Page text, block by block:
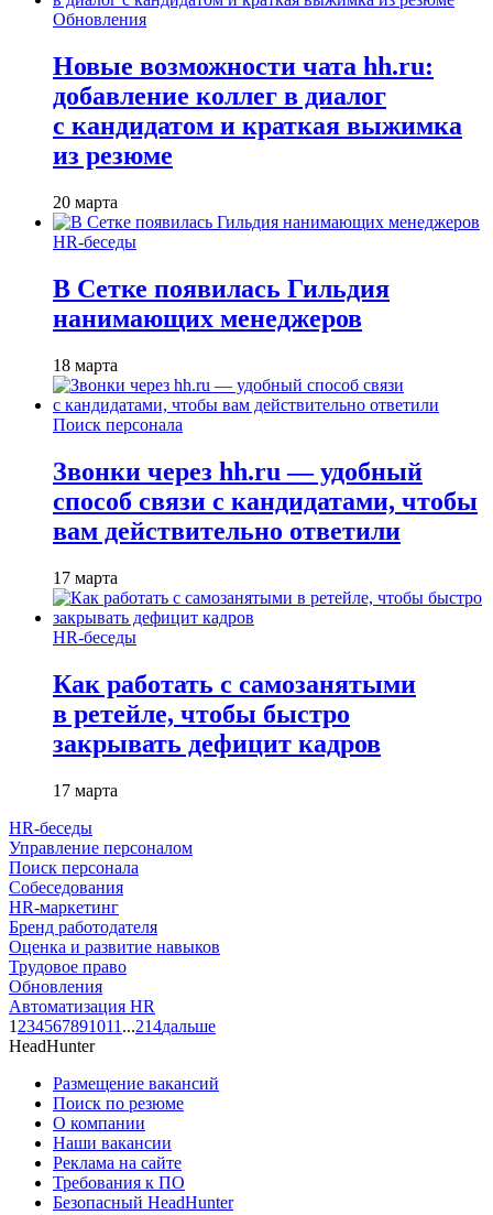
Обновления
Новые возможности чата hh.ru:
добавление коллег в диалог
с кандидатом и краткая выжимка
из резюме
20 марта
HR-беседы
В Сетке появилась Гильдия
нанимающих менеджеров
18 марта
Поиск персонала
Звонки через hh.ru — удобный
способ связи с кандидатами, чтобы
вам действительно ответили
17 марта
HR-беседы
Как работать с самозанятыми
в ретейле, чтобы быстро
закрывать дефицит кадров
17 марта
HR-беседы
Управление персоналом
Поиск персонала
Собеседования
HR-маркетинг
Бренд работодателя
Оценка и развитие навыков
Трудовое право
Обновления
Автоматизация HR
1 234567891011 ...214дальше
HeadHunter
Размещение вакансий
Поиск по резюме
О компании
Наши вакансии
Реклама на сайте
Требования к ПО
Безопасный HeadHunter